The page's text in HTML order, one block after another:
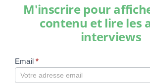
M'inscrire pour
contenu et lire les
interviews
Compte
Email*